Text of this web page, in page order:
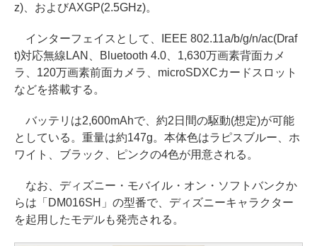
z)、およびAXGP(2.5GHz)。
インターフェイスとして、IEEE 802.11a/b/g/n/ac(Draf
t)対応無線LAN、Bluetooth 4.0、1,630万画素背面カメ
ラ、120万画素前面カメラ、microSDXCカードスロット
などを搭載する。
バッテリは2,600mAhで、約2日間の駆動(想定)が可能
としている。重量は約147g。本体色はラピスブルー、ホ
ワイト、ブラック、ピンクの4色が用意される。
なお、ディズニー・モバイル・オン・ソフトバンクか
らは「DM016SH」の型番で、ディズニーキャラクター
を起用したモデルも発売される。